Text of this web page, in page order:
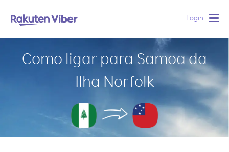
Login
Como ligar para Samoa da
Ilha Norfolk